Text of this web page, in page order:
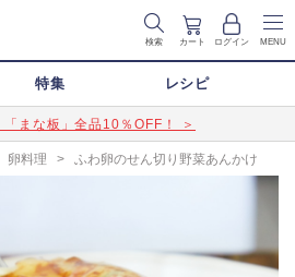
検索 カート ログイン MENU
特集 レシピ
「まな板」全品10％OFF！ ＞
卵料理 > ふわ卵のせん切り野菜あんかけ